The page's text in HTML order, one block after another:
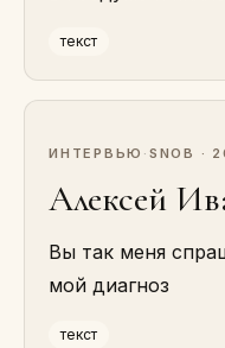
текст
ИНТЕРВЬЮ · SNOB ·
Алексей
Вы так меня
мой диагноз
текст